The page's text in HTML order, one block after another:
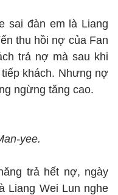
sai đàn em là Liang
thu hồi nợ của Fan
trả nợ mà sau khi
khách. Nhưng nợ
ngừng tăng cao.
yee.
trả hết nợ, ngày
Liang Wei Lun nghe